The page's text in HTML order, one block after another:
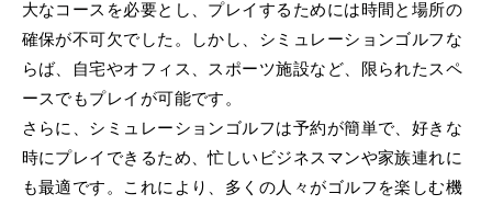
大なコースを必要とし、プレイするためには時間と場所の
確保が不可欠でした。しかし、シミュレーションゴルフな
らば、自宅やオフィス、スポーツ施設など、限られたスペ
ースでもプレイが可能です。
さらに、シミュレーションゴルフは予約が簡単で、好きな
時にプレイできるため、忙しいビジネスマンや家族連れに
も最適です。これにより、多くの人々がゴルフを楽しむ機